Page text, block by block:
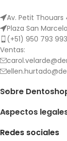
Av. Petit Thouars
Plaza San
(+51) 950 793 993
Ventas:
Sobre
Aspectos
Redes sociales